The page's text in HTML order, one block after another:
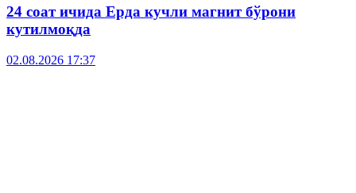
24 соат ичида Ерда кучли магнит бўрони
кутилмоқда
02.08.2026 17:37